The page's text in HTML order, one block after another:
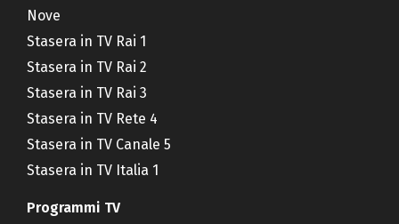
Nove
Stasera in TV Rai 1
Stasera in TV Rai 2
Stasera in TV Rai 3
Stasera in TV Rete 4
Stasera in TV Canale 5
Stasera in TV Italia 1
Programmi TV